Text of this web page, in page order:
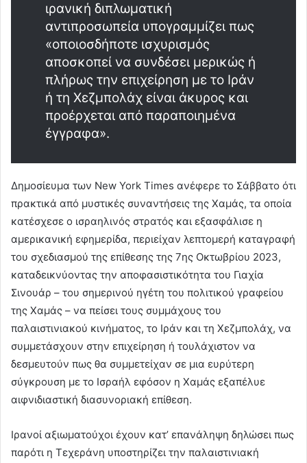
ιρανική διπλωματική
αντιπροσωπεία υπογραμμίζει πως
«οποιοσδήποτε ισχυρισμός
αποσκοπεί να συνδέσει μερικώς ή
πλήρως την επιχείρηση με το Ιράν
ή τη Χεζμπολάχ είναι άκυρος και
προέρχεται από παραποιημένα
έγγραφα».
Δημοσίευμα των New York Times ανέφερε το Σάββατο ότι
πρακτικά από μυστικές συναντήσεις της Χαμάς, τα οποία
κατέσχεσε ο ισραηλινός στρατός και εξασφάλισε η
αμερικανική εφημερίδα, περιείχαν λεπτομερή καταγραφή
του σχεδιασμού της επίθεσης της 7ης Οκτωβρίου 2023,
καταδεικνύοντας την αποφασιστικότητα του Γιαχία
Σινουάρ – του σημερινού ηγέτη του πολιτικού γραφείου
της Χαμάς – να πείσει τους συμμάχους του
παλαιστινιακού κινήματος, το Ιράν και τη Χεζμπολάχ, να
συμμετάσχουν στην επιχείρηση ή τουλάχιστον να
δεσμευτούν πως θα συμμετείχαν σε μια ευρύτερη
σύγκρουση με το Ισραήλ εφόσον η Χαμάς εξαπέλυε
αιφνιδιαστική διασυνοριακή επίθεση.
Ιρανοί αξιωματούχοι έχουν κατ’ επανάληψη δηλώσει πως
παρότι η Τεχεράνη υποστηρίζει την παλαιστινιακή